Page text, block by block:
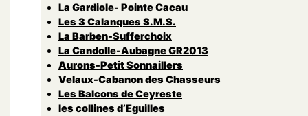
La Gardiole- Pointe Cacau
Les 3 Calanques S.M.S.
La Barben-Sufferchoix
La Candolle-Aubagne GR2013
Aurons-Petit Sonnaillers
Velaux-Cabanon des Chasseurs
Les Balcons de Ceyreste
les collines d’Eguilles